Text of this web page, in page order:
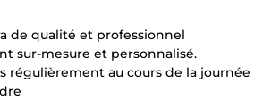
de qualité et professionnel
sur-mesure et personnalisé.
régulièrement au cours de la journée